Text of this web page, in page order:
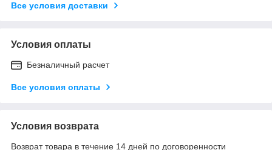
Все условия доставки
Условия оплаты
Безналичный расчет
Все условия оплаты
Условия возврата
Возврат товара в течение 14 дней по договоренности